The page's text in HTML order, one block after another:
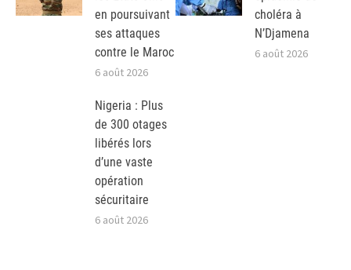
en poursuivant
ses attaques
contre le Maroc
6 août 2026
choléra à
N’Djamena
6 août 2026
Nigeria : Plus
de 300 otages
libérés lors
d’une vaste
opération
sécuritaire
6 août 2026